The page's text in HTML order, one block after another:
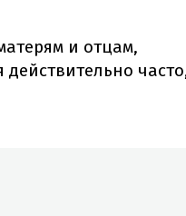
и отцам,